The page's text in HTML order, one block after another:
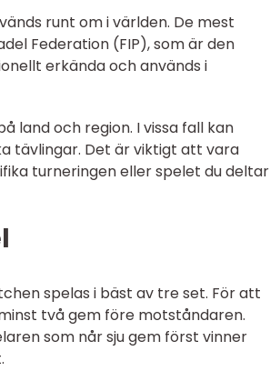
runt om i världen. De mest
Federation (FIP), som är den
erkända och används i
land och region. I vissa fall kan
tävlingar. Det är viktigt att vara
turneringen eller spelet du deltar
spelas i bäst av tre set. För att
två gem före motståndaren.
som når sju gem först vinner